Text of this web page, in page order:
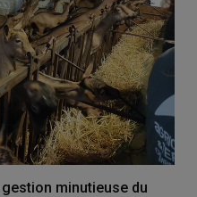
minutieuse du